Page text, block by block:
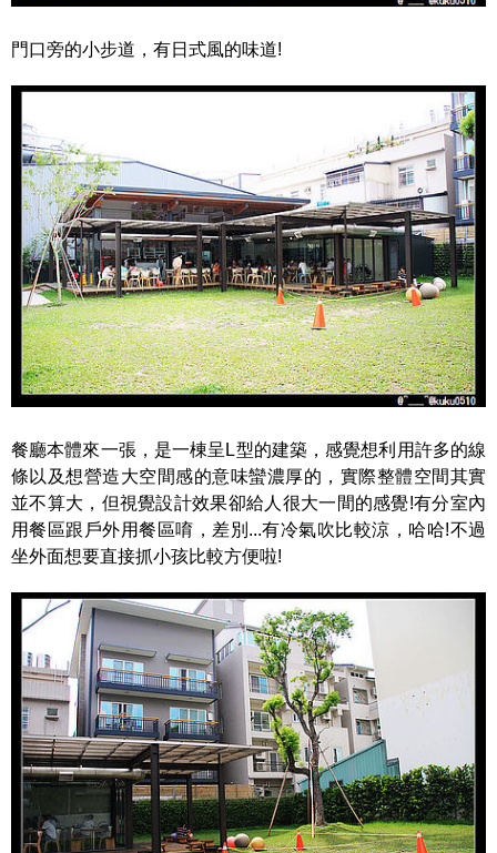
門口旁的小步道，有日式風的味道!
餐廳本體來一張，是一棟呈L型的建築，感覺想利用許多的線
條以及想營造大空間感的意味蠻濃厚的，實際整體空間其實
並不算大，但視覺設計效果卻給人很大一間的感覺!有分室內
用餐區跟戶外用餐區唷，差別...有冷氣吹比較涼，哈哈!不過
坐外面想要直接抓小孩比較方便啦!